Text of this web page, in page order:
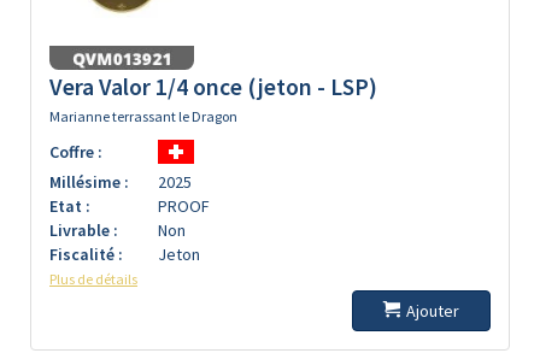
Vera Valor 1/4 once (jeton - LSP)
Marianne terrassant le Dragon
Coffre :
Millésime :
2025
Etat :
PROOF
Livrable :
Non
Fiscalité :
Jeton
Plus de détails
Ajouter